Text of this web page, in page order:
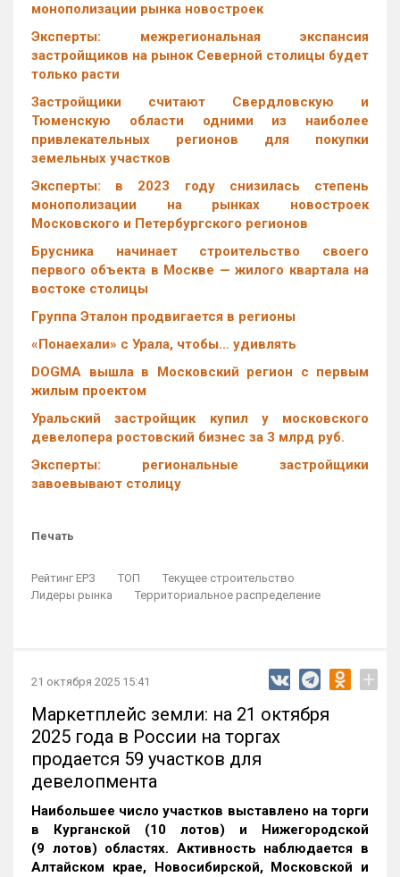
монополизации рынка новостроек
Эксперты: межрегиональная экспансия
застройщиков на рынок Северной столицы будет
только расти
Застройщики считают Свердловскую и
Тюменскую области одними из наиболее
привлекательных регионов для покупки
земельных участков
Эксперты: в 2023 году снизилась степень
монополизации на рынках новостроек
Московского и Петербургского регионов
Брусника начинает строительство своего
первого объекта в Москве — жилого квартала на
востоке столицы
Группа Эталон продвигается в регионы
«Понаехали» с Урала, чтобы… удивлять
DOGMA вышла в Московский регион с первым
жилым проектом
Уральский застройщик купил у московского
девелопера ростовский бизнес за 3 млрд руб.
Эксперты: региональные застройщики
завоевывают столицу
Печать
Рейтинг ЕРЗ ТОП
Текущее строительство
Лидеры рынка
Территориальное распределение
21 октября 2025 15:41 +
Маркетплейс земли: на 21 октября
2025 года в России на торгах
продается 59 участков для
девелопмента
Наибольшее число участков выставлено на торги
в Курганской (10 лотов) и Нижегородской
(9 лотов) областях. Активность наблюдается в
Алтайском крае, Новосибирской, Московской и